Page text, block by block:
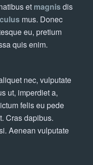
et magnisdis
mus. Donec
eu, pretium
quis enim.
nec, vulputate
ut, imperdiet a,
felis eu pede
Cras dapibus.
Aenean vulputate